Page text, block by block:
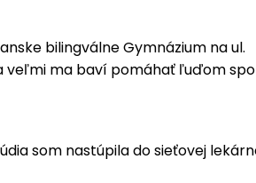
bilingválne Gymnázium na ul.
veľmi ma baví pomáhať ľuďom
som nastúpila do sieťovej